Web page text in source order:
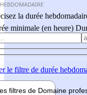
la durée
minimale (en heure)
le filtre de durée
filtres de Domaine pro